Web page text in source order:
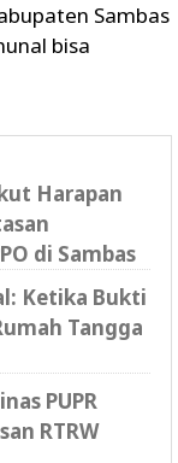
Sambas
bisa
Harapan
di Sambas
Ketika Bukti
Tangga
PUPR
RTRW